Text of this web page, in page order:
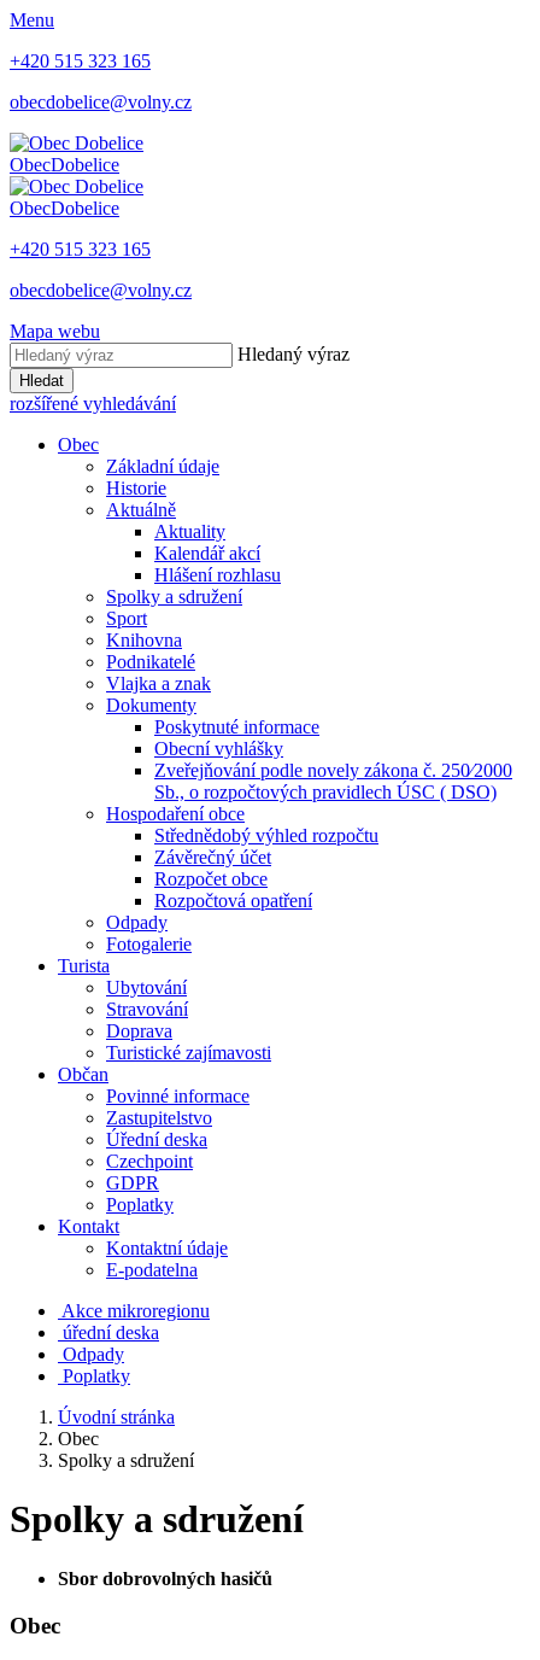
Menu
+420 515 323 165
obecdobelice@volny.cz
ObecDobelice
ObecDobelice
+420 515 323 165
obecdobelice@volny.cz
Mapa webu
Hledaný výraz
Hledat
rozšířené vyhledávání
Obec
Základní údaje
Historie
Aktuálně
Aktuality
Kalendář akcí
Hlášení rozhlasu
Spolky a sdružení
Sport
Knihovna
Podnikatelé
Vlajka a znak
Dokumenty
Poskytnuté informace
Obecní vyhlášky
Zveřejňování podle novely zákona č. 250⁄2000
Sb., o rozpočtových pravidlech ÚSC ( DSO)
Hospodaření obce
Střednědobý výhled rozpočtu
Závěrečný účet
Rozpočet obce
Rozpočtová opatření
Odpady
Fotogalerie
Turista
Ubytování
Stravování
Doprava
Turistické zajímavosti
Občan
Povinné informace
Zastupitelstvo
Úřední deska
Czechpoint
GDPR
Poplatky
Kontakt
Kontaktní údaje
E-podatelna
Akce mikroregionu
úřední deska
Odpady
Poplatky
Úvodní stránka
Obec
Spolky a sdružení
Spolky a sdružení
Sbor dobrovolných hasičů
Obec